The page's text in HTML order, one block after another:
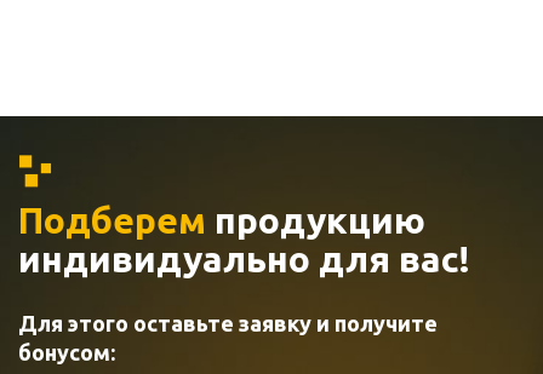
Подберем продукцию
индивидуально для вас!
Для этого оставьте заявку и получите
бонусом: